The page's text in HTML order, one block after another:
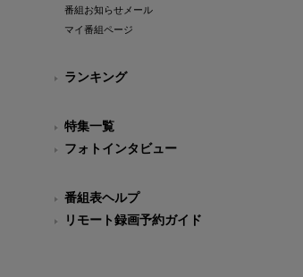
番組お知らせメール
マイ番組ページ
ランキング
特集一覧
フォトインタビュー
番組表ヘルプ
リモート録画予約ガイド